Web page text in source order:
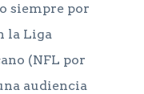
siempre por
la Liga
(NFL por
audiencia